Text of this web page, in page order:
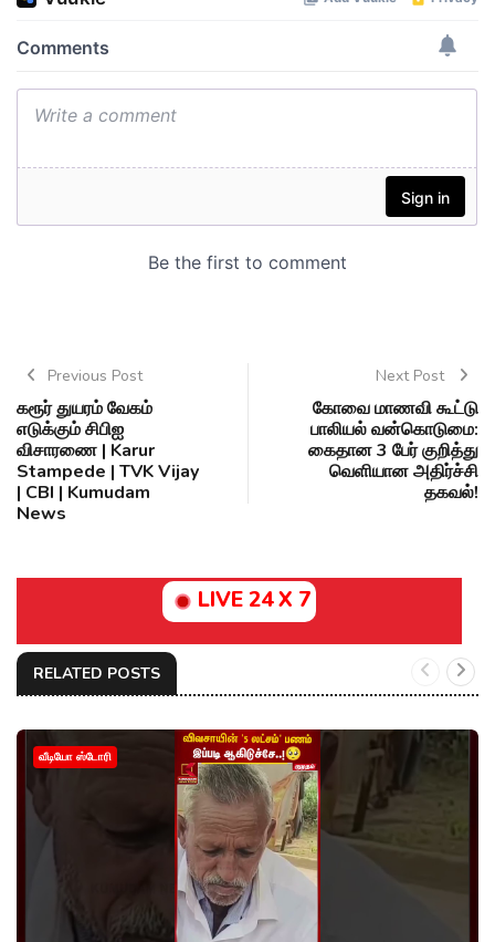
Previous Post
கரூர் துயரம் வேகம்
எடுக்கும் சிபிஐ
விசாரணை | Karur
Stampede | TVK Vijay
| CBI | Kumudam
News
Next Post
கோவை மாணவி கூட்டு
பாலியல் வன்கொடுமை:
கைதான 3 பேர் குறித்து
வெளியான அதிர்ச்சி
தகவல்!
LIVE 24 X 7
RELATED POSTS
வீடியோ ஸ்டோரி